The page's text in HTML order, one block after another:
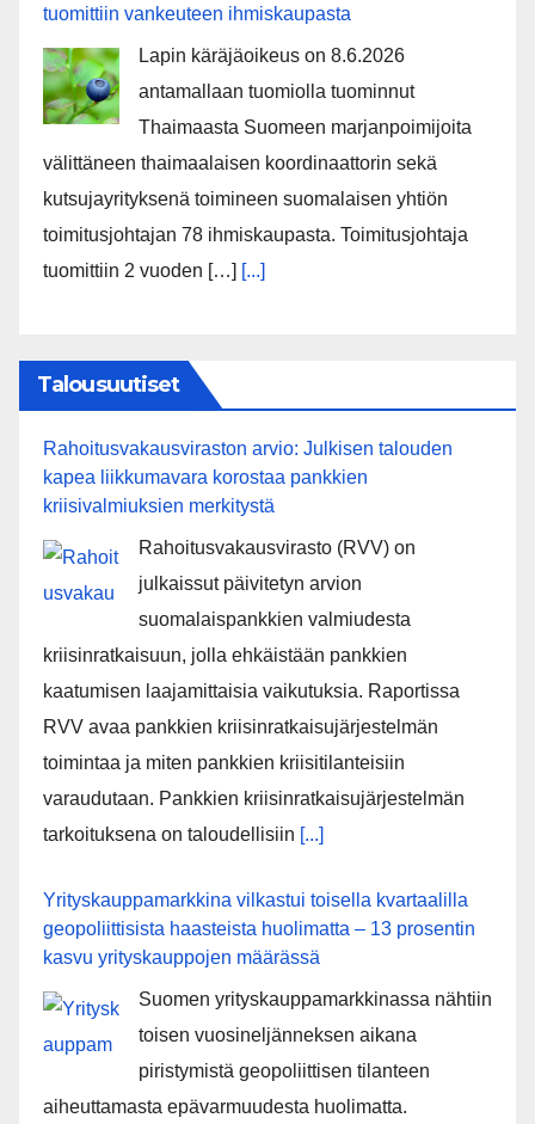
tuomittiin vankeuteen ihmiskaupasta
Lapin käräjäoikeus on 8.6.2026
antamallaan tuomiolla tuominnut
Thaimaasta Suomeen marjanpoimijoita
välittäneen thaimaalaisen koordinaattorin sekä
kutsujayrityksenä toimineen suomalaisen yhtiön
toimitusjohtajan 78 ihmiskaupasta. Toimitusjohtaja
tuomittiin 2 vuoden […] [...]
Talousuutiset
Rahoitusvakausviraston arvio: Julkisen talouden
kapea liikkumavara korostaa pankkien
kriisivalmiuksien merkitystä
Rahoitusvakausvirasto (RVV) on
julkaissut päivitetyn arvion
suomalaispankkien valmiudesta
kriisinratkaisuun, jolla ehkäistään pankkien
kaatumisen laajamittaisia vaikutuksia. Raportissa
RVV avaa pankkien kriisinratkaisujärjestelmän
toimintaa ja miten pankkien kriisitilanteisiin
varaudutaan. Pankkien kriisinratkaisujärjestelmän
tarkoituksena on taloudellisiin [...]
Yrityskauppamarkkina vilkastui toisella kvartaalilla
geopoliittisista haasteista huolimatta – 13 prosentin
kasvu yrityskauppojen määrässä
Suomen yrityskauppamarkkinassa nähtiin
toisen vuosineljänneksen aikana
piristymistä geopoliittisen tilanteen
aiheuttamasta epävarmuudesta huolimatta.